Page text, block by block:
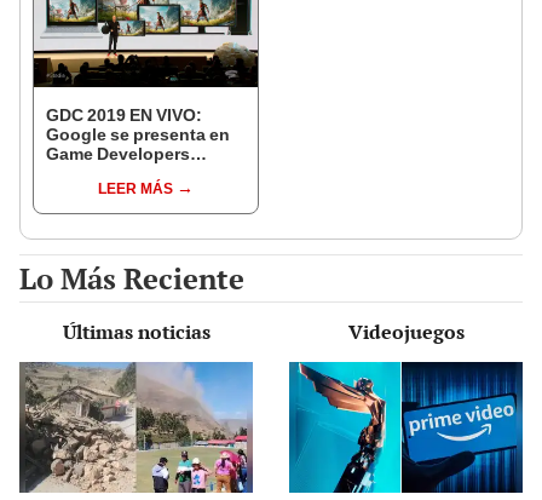
GDC 2019 EN VIVO:
Google se presenta en
Game Developers
DIRECTOLEER MÁS
Lo Más Reciente
Últimas noticias Videojuegos